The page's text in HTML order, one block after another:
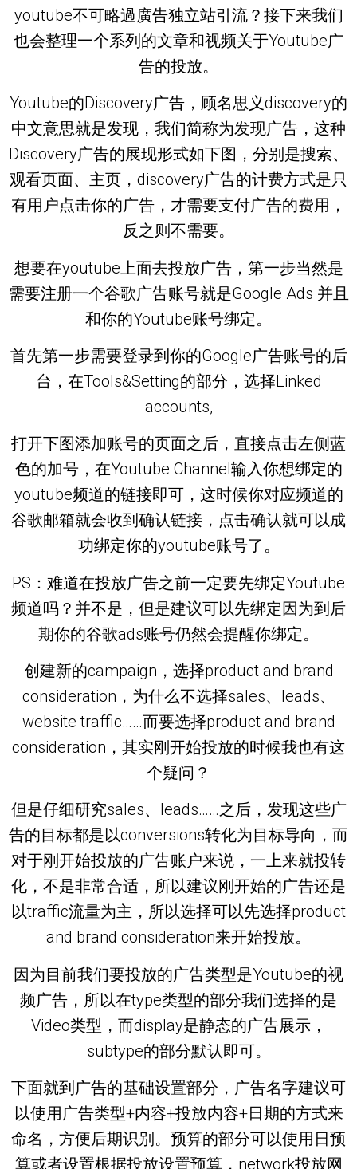
youtube不可略過廣告独立站引流？接下来我们
也会整理一个系列的文章和视频关于Youtube广
告的投放。
Youtube的Discovery广告，顾名思义discovery的
中文意思就是发现，我们简称为发现广告，这种
Discovery广告的展现形式如下图，分别是搜索、
观看页面、主页，discovery广告的计费方式是只
有用户点击你的广告，才需要支付广告的费用，
反之则不需要。
想要在youtube上面去投放广告，第一步当然是
需要注册一个谷歌广告账号就是Google Ads 并且
和你的Youtube账号绑定。
首先第一步需要登录到你的Google广告账号的后
台，在Tools&Setting的部分，选择Linked
accounts,
打开下图添加账号的页面之后，直接点击左侧蓝
色的加号，在Youtube Channel输入你想绑定的
youtube频道的链接即可，这时候你对应频道的
谷歌邮箱就会收到确认链接，点击确认就可以成
功绑定你的youtube账号了。
PS：难道在投放广告之前一定要先绑定Youtube
频道吗？并不是，但是建议可以先绑定因为到后
期你的谷歌ads账号仍然会提醒你绑定。
创建新的campaign，选择product and brand
consideration，为什么不选择sales、leads、
website traffic……而要选择product and brand
consideration，其实刚开始投放的时候我也有这
个疑问？
但是仔细研究sales、leads……之后，发现这些广
告的目标都是以conversions转化为目标导向，而
对于刚开始投放的广告账户来说，一上来就投转
化，不是非常合适，所以建议刚开始的广告还是
以traffic流量为主，所以选择可以先选择product
and brand consideration来开始投放。
因为目前我们要投放的广告类型是Youtube的视
频广告，所以在type类型的部分我们选择的是
Video类型，而display是静态的广告展示，
subtype的部分默认即可。
下面就到广告的基础设置部分，广告名字建议可
以使用广告类型+内容+投放内容+日期的方式来
命名，方便后期识别。预算的部分可以使用日预
算或者设置根据投放设置预算，network投放网